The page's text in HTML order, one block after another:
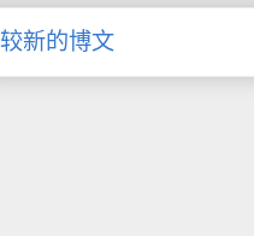
较新的博文